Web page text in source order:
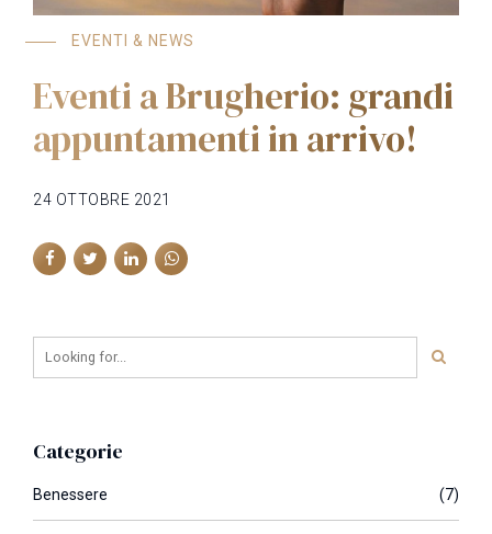
EVENTI & NEWS
Eventi a Brugherio: grandi
appuntamenti in arrivo!
24 OTTOBRE 2021
Categorie
Benessere (7)